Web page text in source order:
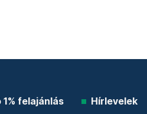
1% felajánlás Hírlevelek